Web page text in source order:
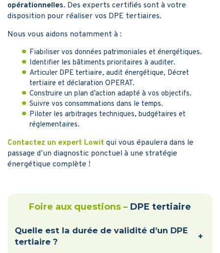
opérationnelles. Des experts certifiés sont à votre
disposition pour réaliser vos DPE tertiaires.
Nous vous aidons notamment à :
Fiabiliser vos données patrimoniales et énergétiques.
Identifier les bâtiments prioritaires à auditer.
Articuler DPE tertiaire, audit énergétique, Décret
tertiaire et déclaration OPERAT.
Construire un plan d’action adapté à vos objectifs.
Suivre vos consommations dans le temps.
Piloter les arbitrages techniques, budgétaires et
réglementaires.
Contactez un expert Lowit qui vous épaulera dans le
passage d’un diagnostic ponctuel à une stratégie
énergétique complète !
Foire aux questions – DPE tertiaire
Quelle est la durée de validité d’un DPE
tertiaire ?
+